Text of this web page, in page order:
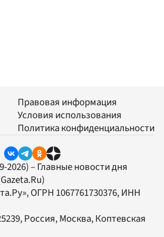
Правовая информация
Условия использования
Политика конфиденциальности
2026) – Главные новости дня
, ОГРН 1067761730376, ИНН
Россия, Москва, Коптевская